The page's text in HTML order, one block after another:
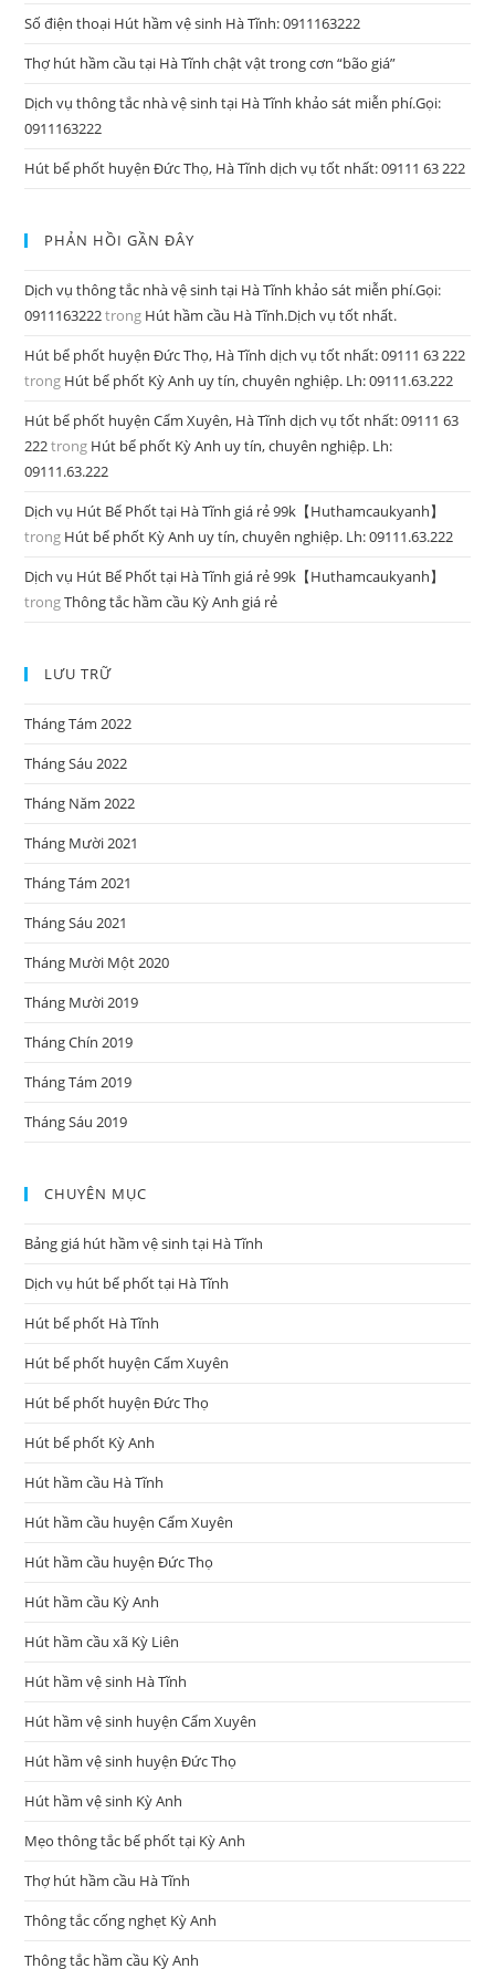
Số điện thoại Hút hầm vệ sinh Hà Tĩnh: 0911163222
Thợ hút hầm cầu tại Hà Tĩnh chật vật trong cơn “bão giá”
Dịch vụ thông tắc nhà vệ sinh tại Hà Tĩnh khảo sát miễn phí.Gọi:
0911163222
Hút bể phốt huyện Đức Thọ, Hà Tĩnh dịch vụ tốt nhất: 09111 63 222
PHẢN HỒI GẦN ĐÂY
Dịch vụ thông tắc nhà vệ sinh tại Hà Tĩnh khảo sát miễn phí.Gọi:
0911163222trong Hút hầm cầu Hà Tĩnh.Dịch vụ tốt nhất.
Hút bể phốt huyện Đức Thọ, Hà Tĩnh dịch vụ tốt nhất: 09111 63 222
trong Hút bể phốt Kỳ Anh uy tín, chuyên nghiệp. Lh: 09111.63.222
Hút bể phốt huyện Cẩm Xuyên, Hà Tĩnh dịch vụ tốt nhất: 09111 63
222trong Hút bể phốt Kỳ Anh uy tín, chuyên nghiệp. Lh:
09111.63.222
Dịch vụ Hút Bể Phốt tại Hà Tĩnh giá rẻ 99k【Huthamcaukyanh】
trong Hút bể phốt Kỳ Anh uy tín, chuyên nghiệp. Lh: 09111.63.222
Dịch vụ Hút Bể Phốt tại Hà Tĩnh giá rẻ 99k【Huthamcaukyanh】
trongThông tắc hầm cầu Kỳ Anh giá rẻ
LƯU TRỮ
Tháng Tám 2022
Tháng Sáu 2022
Tháng Năm 2022
Tháng Mười 2021
Tháng Tám 2021
Tháng Sáu 2021
Tháng Mười Một 2020
Tháng Mười 2019
Tháng Chín 2019
Tháng Tám 2019
Tháng Sáu 2019
CHUYÊN MỤC
Bảng giá hút hầm vệ sinh tại Hà Tĩnh
Dịch vụ hút bể phốt tại Hà Tĩnh
Hút bể phốt Hà Tĩnh
Hút bể phốt huyện Cẩm Xuyên
Hút bể phốt huyện Đức Thọ
Hút bể phốt Kỳ Anh
Hút hầm cầu Hà Tĩnh
Hút hầm cầu huyện Cẩm Xuyên
Hút hầm cầu huyện Đức Thọ
Hút hầm cầu Kỳ Anh
Hút hầm cầu xã Kỳ Liên
Hút hầm vệ sinh Hà Tĩnh
Hút hầm vệ sinh huyện Cẩm Xuyên
Hút hầm vệ sinh huyện Đức Thọ
Hút hầm vệ sinh Kỳ Anh
Mẹo thông tắc bể phốt tại Kỳ Anh
Thợ hút hầm cầu Hà Tĩnh
Thông tắc cống nghẹt Kỳ Anh
Thông tắc hầm cầu Kỳ Anh